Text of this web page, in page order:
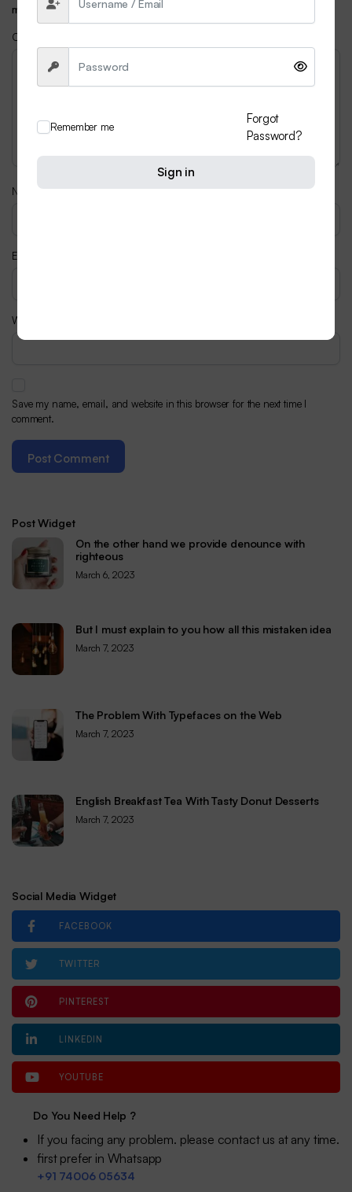
marked*
Comment
Name*
Email
Website
Save my name, email, and website in this browser for the next time I
comment.
Post Widget
On the other hand we provide denounce with
righteous
March 6, 2023
But I must explain to you how all this mistaken idea
March 7, 2023
The Problem With Typefaces on the Web
March 7, 2023
English Breakfast Tea With Tasty Donut Desserts
March 7, 2023
Social Media Widget
FACEBOOK
TWITTER
PINTEREST
LINKEDIN
YOUTUBE
Do You Need Help ?
If you facing any problem. please contact us at any time.
first prefer in Whatsapp
+91 74006 05634
Remember me
Forgot
Password?
Sign in